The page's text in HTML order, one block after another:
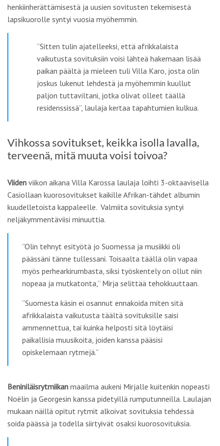
henkiinherättämisestä ja uusien sovitusten tekemisestä
lapsikuorolle syntyi vuosia myöhemmin.
”Sitten tulin ajatelleeksi, että afrikkalaista
vaikutusta sovituksiin voisi lähteä hakemaan lisää
paikan päältä ja mieleen tuli Villa Karo, josta olin
joskus lukenut lehdestä ja myöhemmin kuullut
paljon tuttaviltani, jotka olivat olleet täällä
residenssissä”, laulaja kertaa tapahtumien kulkua.
Vihkossa sovitukset, keikka isolla lavalla,
terveenä, mitä muuta voisi toivoa?
Viiden viikon aikana Villa Karossa laulaja loihti 3-oktaavisella
Casiollaan kuorosovitukset kaikille Afrikan-tähdet albumin
kuudelletoista kappaleelle. Valmiita sovituksia syntyi
neljäkymmentäviisi minuuttia.
”Olin tehnyt esityötä jo Suomessa ja musiikki oli
päässäni tänne tullessani. Toisaalta täällä olin vapaa
myös perhearkirumbasta, siksi työskentely on ollut niin
nopeaa ja mutkatonta,” Mirja selittää tehokkuuttaan.
”Suomesta käsin ei osannut ennakoida miten sitä
afrikkalaista vaikutusta täältä sovituksille saisi
ammennettua, tai kuinka helposti sitä löytäisi
paikallisia muusikoita, joiden kanssa pääsisi
opiskelemaan rytmejä.”
Beniniläisrytmiikan maailma aukeni Mirjalle kuitenkin nopeasti
Noëlin ja Georgesin kanssa pidetyillä rumputunneilla. Laulajan
mukaan näillä opitut rytmit alkoivat sovituksia tehdessä
soida päässä ja todella siirtyivät osaksi kuorosovituksia.